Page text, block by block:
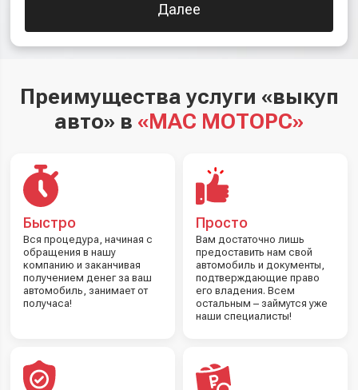
Далее
Преимущества услуги «выкуп
авто» в «МАС МОТОРС»
Быстро
Вся процедура, начиная с
обращения в нашу
компанию и заканчивая
получением денег за ваш
автомобиль, занимает от
получаса!
Просто
Вам достаточно лишь
предоставить нам свой
автомобиль и документы,
подтверждающие право
его владения. Всем
остальным – займутся уже
наши специалисты!